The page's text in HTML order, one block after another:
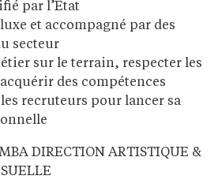
par l’Etat
et accompagné par des
secteur
sur le terrain, respecter les
des compétences
recruteurs pour lancer sa
DIRECTION ARTISTIQUE &